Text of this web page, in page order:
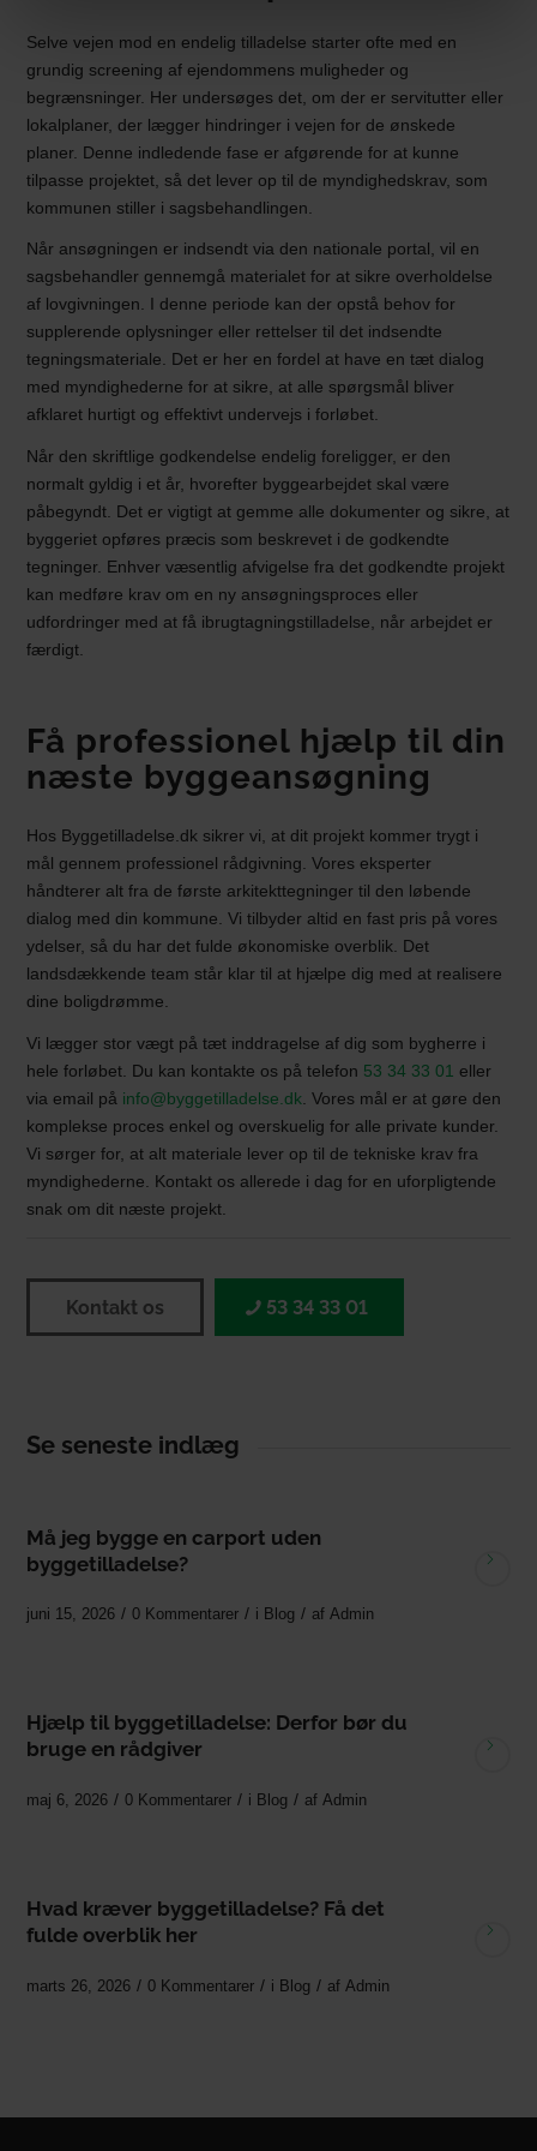
Selve vejen mod en endelig tilladelse starter ofte med en
grundig screening af ejendommens muligheder og
begrænsninger. Her undersøges det, om der er servitutter eller
lokalplaner, der lægger hindringer i vejen for de ønskede
planer. Denne indledende fase er afgørende for at kunne
tilpasse projektet, så det lever op til de myndighedskrav, som
kommunen stiller i sagsbehandlingen.
Når ansøgningen er indsendt via den nationale portal, vil en
sagsbehandler gennemgå materialet for at sikre overholdelse
af lovgivningen. I denne periode kan der opstå behov for
supplerende oplysninger eller rettelser til det indsendte
tegningsmateriale. Det er her en fordel at have en tæt dialog
med myndighederne for at sikre, at alle spørgsmål bliver
afklaret hurtigt og effektivt undervejs i forløbet.
Når den skriftlige godkendelse endelig foreligger, er den
normalt gyldig i et år, hvorefter byggearbejdet skal være
påbegyndt. Det er vigtigt at gemme alle dokumenter og sikre, at
byggeriet opføres præcis som beskrevet i de godkendte
tegninger. Enhver væsentlig afvigelse fra det godkendte projekt
kan medføre krav om en ny ansøgningsproces eller
udfordringer med at få ibrugtagningstilladelse, når arbejdet er
færdigt.
Få professionel hjælp til din
næste byggeansøgning
Hos Byggetilladelse.dk sikrer vi, at dit projekt kommer trygt i
mål gennem professionel rådgivning. Vores eksperter
håndterer alt fra de første arkitekttegninger til den løbende
dialog med din kommune. Vi tilbyder altid en fast pris på vores
ydelser, så du har det fulde økonomiske overblik. Det
landsdækkende team står klar til at hjælpe dig med at realisere
dine boligdrømme.
Vi lægger stor vægt på tæt inddragelse af dig som bygherre i
hele forløbet. Du kan kontakte os på telefon 53 34 33 01 eller
via email på info@byggetilladelse.dk . Vores mål er at gøre den
komplekse proces enkel og overskuelig for alle private kunder.
Vi sørger for, at alt materiale lever op til de tekniske krav fra
myndighederne. Kontakt os allerede i dag for en uforpligtende
snak om dit næste projekt.
Kontakt os 53 34 33 01
Se seneste indlæg
Må jeg bygge en carport uden
byggetilladelse?
juni 15, 2026 / 0 Kommentarer / i Blog / afAdmin
Hjælp til byggetilladelse: Derfor bør du
bruge en rådgiver
maj 6, 2026 / 0 Kommentarer / i Blog / afAdmin
Hvad kræver byggetilladelse? Få det
fulde overblik her
marts 26, 2026 / 0 Kommentarer / i Blog / afAdmin